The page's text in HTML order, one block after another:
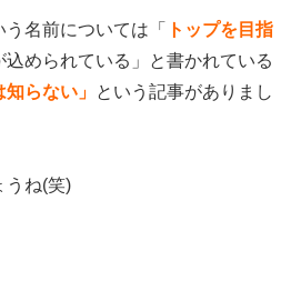
名前については「
トップを目指
込められている」と書かれている
知らない」 という記事がありまし
うね(笑)